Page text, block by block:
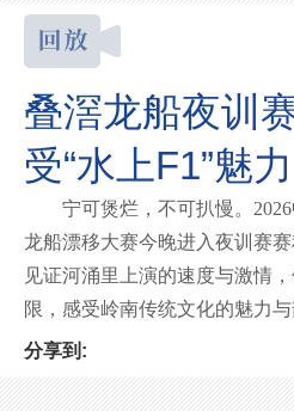
叠滘龙船夜训
受“水上F1”魅力
宁可煲烂，不可扒慢。
龙船漂移大赛今晚进入夜训赛赛
见证河涌里上演的速度与激情
限，感受岭南传统文化的魅力与
分享到: